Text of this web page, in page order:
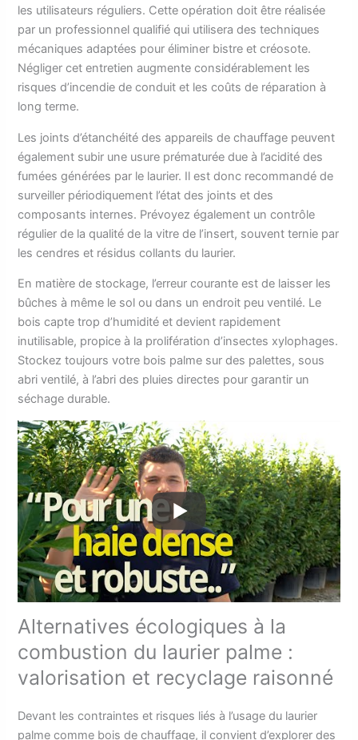
les utilisateurs réguliers. Cette opération doit être réalisée
par un professionnel qualifié qui utilisera des techniques
mécaniques adaptées pour éliminer bistre et créosote.
Négliger cet entretien augmente considérablement les
risques d’incendie de conduit et les coûts de réparation à
long terme.
Les joints d’étanchéité des appareils de chauffage peuvent
également subir une usure prématurée due à l’acidité des
fumées générées par le laurier. Il est donc recommandé de
surveiller périodiquement l’état des joints et des
composants internes. Prévoyez également un contrôle
régulier de la qualité de la vitre de l’insert, souvent ternie par
les cendres et résidus collants du laurier.
En matière de stockage, l’erreur courante est de laisser les
bûches à même le sol ou dans un endroit peu ventilé. Le
bois capte trop d’humidité et devient rapidement
inutilisable, propice à la prolifération d’insectes xylophages.
Stockez toujours votre bois palme sur des palettes, sous
abri ventilé, à l’abri des pluies directes pour garantir un
séchage durable.
Alternatives écologiques à la
combustion du laurier palme :
valorisation et recyclage raisonné
Devant les contraintes et risques liés à l’usage du laurier
palme comme bois de chauffage, il convient d’explorer des